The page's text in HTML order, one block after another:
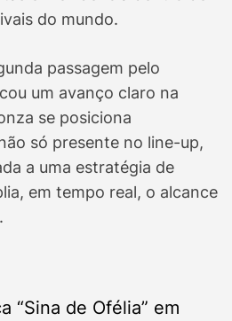
do mundo.
passagem pelo
um avanço claro na
se posiciona
só presente no line-up,
a uma estratégia de
em tempo real, o alcance
“Sina de Ofélia” em